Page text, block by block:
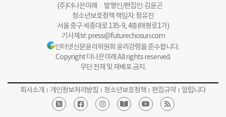
(주)더나은미래 발행인/편집인: 김윤곤
청소년보호정책 책임자: 정유진
서울 중구 세종대로 135-9, 4층(태평로1가)
기사제보:press@futurechosun.com
인터넷신문윤리위원회 윤리강령을 준수합니다.
Copyright 더나은미래 All rights reserved.
무단 전재 및 재배포 금지.
회사소개 개인정보처리방침 청소년보호정책 편집규약 알립니다